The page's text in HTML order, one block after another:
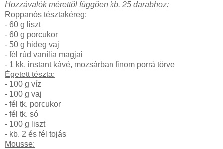
Hozzávalók mérettől függően kb. 25 darabhoz:
Roppanós tésztakéreg:
- 60 g liszt
- 60 g porcukor
- 50 g hideg vaj
- fél rúd vanília magjai
- 1 kk. instant kávé, mozsárban finom porrá törve
Égetett tészta:
- 100 g víz
- 100 g vaj
- fél tk. porcukor
- fél tk. só
- 100 g liszt
- kb. 2 és fél tojás
Mousse: